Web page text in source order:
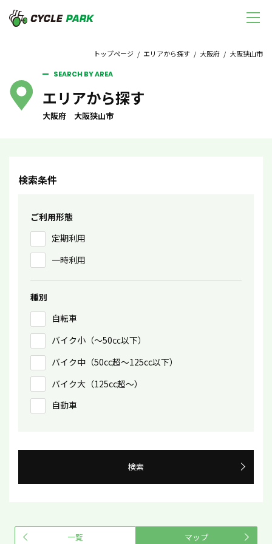
トップページ / エリアから探す / 大阪府 / 大阪狭山市
SEARCH BY AREA
エリアから探す
大阪府 大阪狭山市
検索条件
ご利用形態
定期利用
一時利用
種別
自転車
バイク小（〜50㏄以下）
バイク中（50cc超〜125cc以下）
バイク大（125cc超〜）
自動車
検索
一覧 マップ